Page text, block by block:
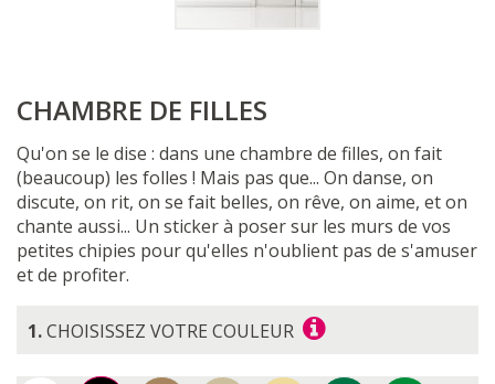
CHAMBRE DE FILLES
Qu'on se le dise : dans une chambre de filles, on fait
(beaucoup) les folles ! Mais pas que... On danse, on
discute, on rit, on se fait belles, on rêve, on aime, et on
chante aussi... Un sticker à poser sur les murs de vos
petites chipies pour qu'elles n'oublient pas de s'amuser
et de profiter.
1.CHOISISSEZ VOTRE COULEUR